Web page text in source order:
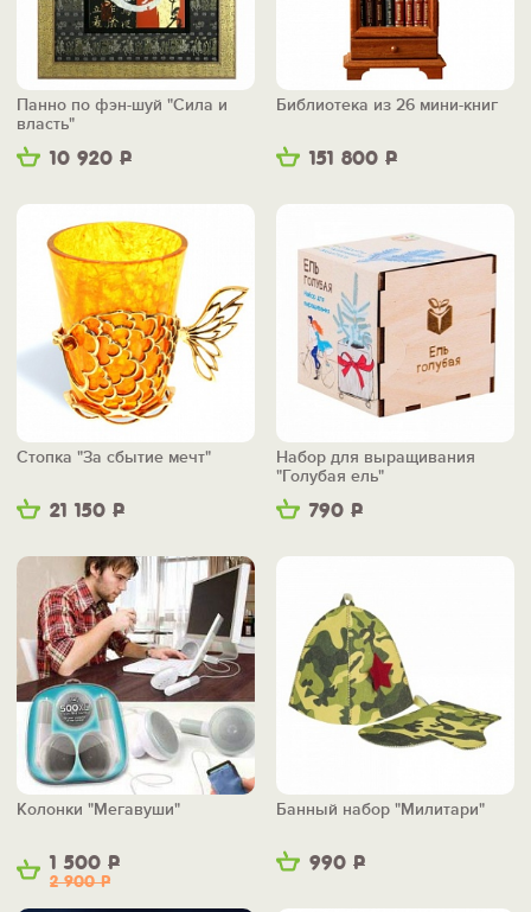
10 920 Р
Панно по фэн-шуй "Сила и
власть"
151 800 Р
Библиотека из 26 мини-книг
21 150 Р
Стопка "За сбытие мечт"
790 Р
Набор для выращивания
"Голубая ель"
1 500 Р
2 900Р
Колонки "Мегавуши"
990 Р
Банный набор "Милитари"